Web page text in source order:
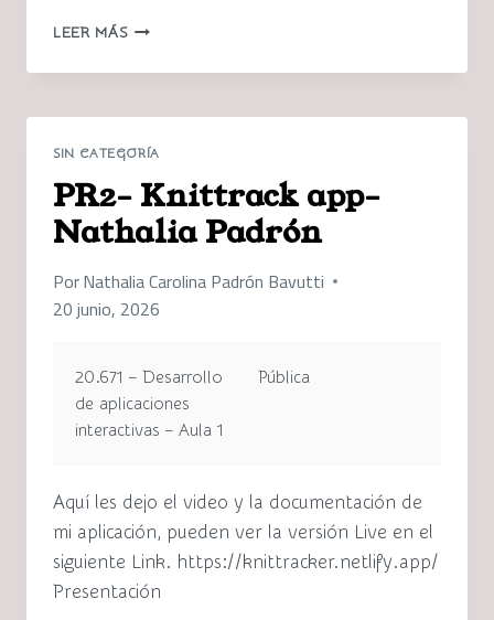
LEER MÁSGEOMETRÍA
TIEMPO
SIN CATEGORÍA
PR2- Knittrack app-
Nathalia Padrón
PorNathalia Carolina Padrón Bavutti
20 junio, 2026
20.671 – Desarrollo
de aplicaciones
interactivas – Aula 1
Pública
Aquí les dejo el video y la documentación de
mi aplicación, pueden ver la versión Live en el
siguiente Link. https://knittracker.netlify.app/
Presentación